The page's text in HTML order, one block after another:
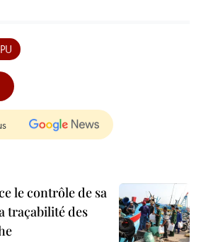
le contrôle de sa
traçabilité des